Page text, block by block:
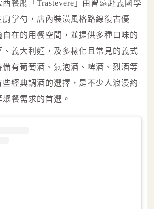
餐廳「Trastevere」由曾遠赴義國學
廚掌勺，店內裝潢風格路線復古優
自在的用餐空間，並提供多種口味的
、義大利麵，及多樣化且常見的義式
備有葡萄酒、氣泡酒、啤酒、烈酒等
些經典調酒的選擇，是不少人浪漫約
餐需求的首選。